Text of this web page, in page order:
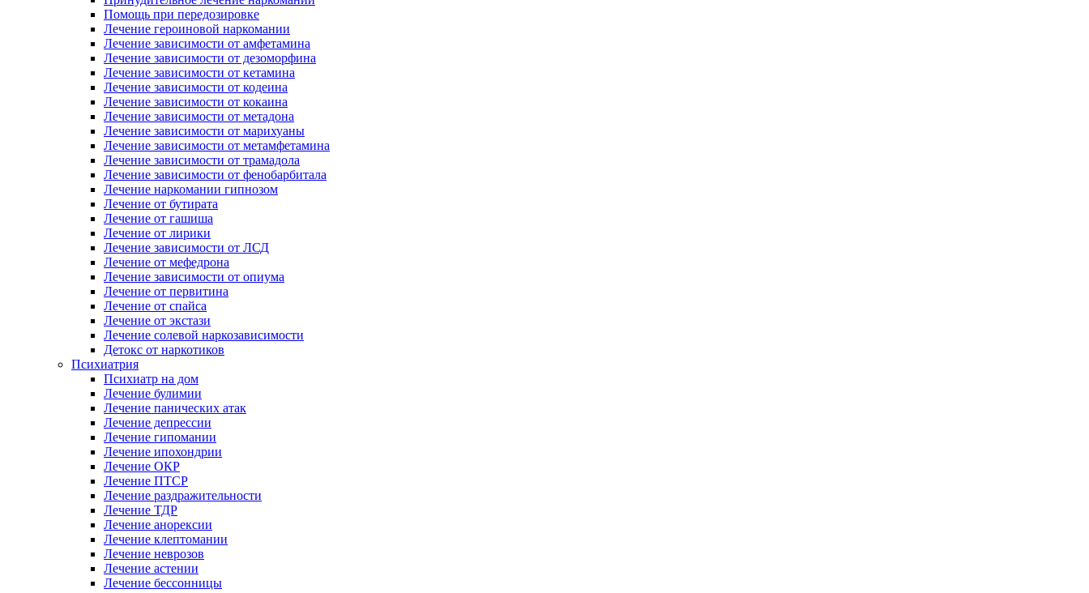
Помощь при передозировке
Лечение героиновой наркомании
Лечение зависимости от амфетамина
Лечение зависимости от дезоморфина
Лечение зависимости от кетамина
Лечение зависимости от кодеина
Лечение зависимости от кокаина
Лечение зависимости от метадона
Лечение зависимости от марихуаны
Лечение зависимости от метамфетамина
Лечение зависимости от трамадола
Лечение зависимости от фенобарбитала
Лечение наркомании гипнозом
Лечение от бутирата
Лечение от гашиша
Лечение от лирики
Лечение зависимости от ЛСД
Лечение от мефедрона
Лечение зависимости от опиума
Лечение от первитина
Лечение от спайса
Лечение от экстази
Лечение солевой наркозависимости
Детокс от наркотиков
Психиатрия
Психиатр на дом
Лечение булимии
Лечение панических атак
Лечение депрессии
Лечение гипомании
Лечение ипохондрии
Лечение ОКР
Лечение ПТСР
Лечение раздражительности
Лечение ТДР
Лечение анорексии
Лечение клептомании
Лечение неврозов
Лечение астении
Лечение бессонницы